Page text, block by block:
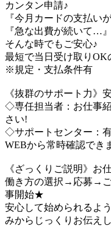
カンタン申請♪
『今月カードの支払い
『急な出費が続いて…』
そんな時でもご安心♪
最短で当日受け取りOK
※規定・支払条件有
《抜群のサポート力》
◇専任担当者：お仕事
さい!
◇サポートセンター：
WEBから常時確認でき
《ざっくりご説明》お
働き方の選択→応募→
事開始★
安心して始められるよ
みからじっくりお伝え